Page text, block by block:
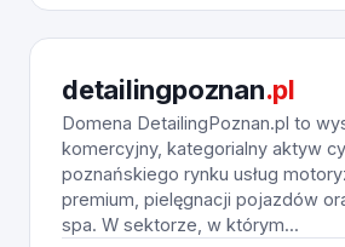
detailingpoznan.pl
Domena DetailingPoznan.pl to
komercyjny, kategorialny aktyw
poznańskiego rynku usług
premium, pielęgnacji pojazdów
spa. W sektorze, w którym...